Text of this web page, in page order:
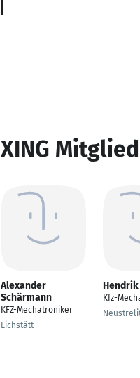
XING
Alexander
Schärmann
KFZ-Mechatroniker
Eichstätt
Kfz-